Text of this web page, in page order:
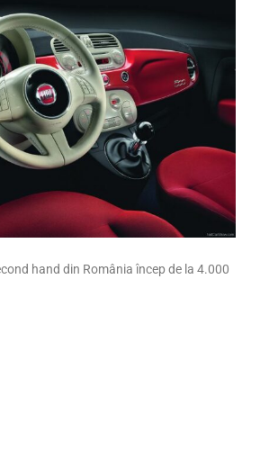
hand din România încep de la 4.000